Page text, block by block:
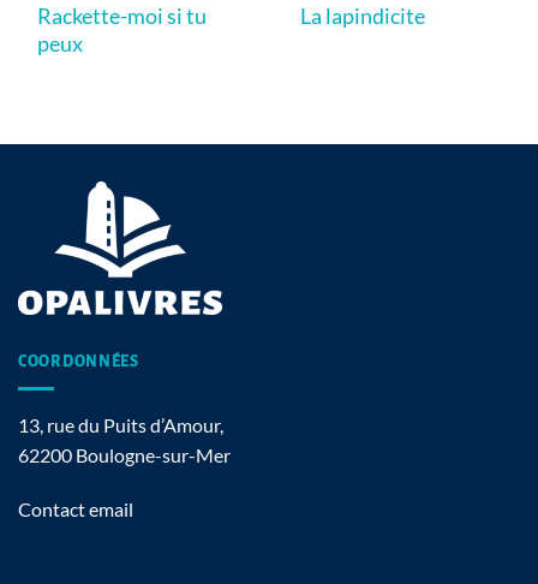
Rackette-moi si tu
peux
La lapindicite
COORDONNÉES
13, rue du Puits d’Amour,
62200 Boulogne-sur-Mer
Contact email